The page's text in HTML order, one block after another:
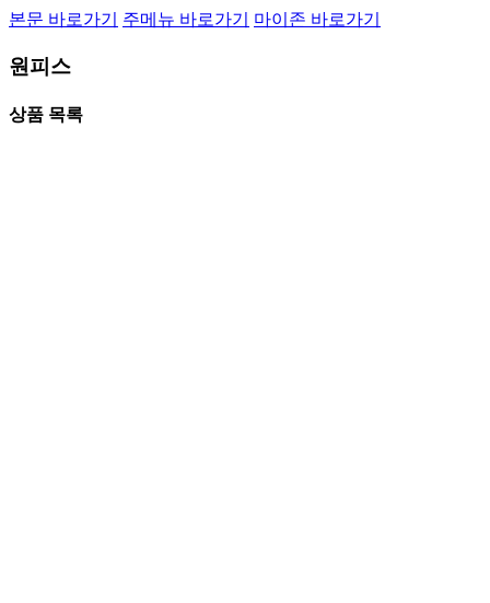
본문 바로가기 주메뉴 바로가기 마이존 바로가기
원피스
상품 목록